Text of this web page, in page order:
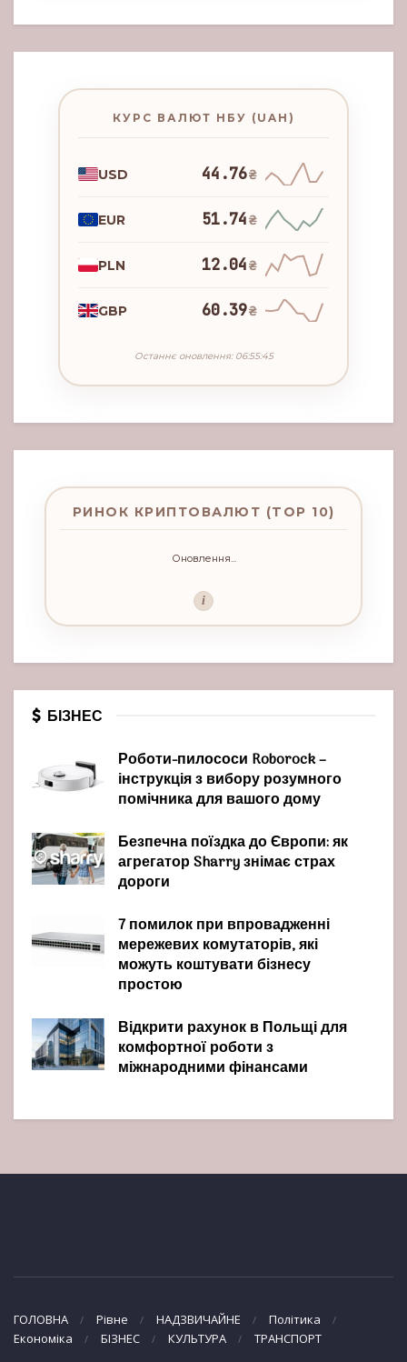
КУРС ВАЛЮТ НБУ (UAH)
USD 44.76₴
EUR 51.74₴
PLN 12.04₴
GBP 60.39₴
Останнє оновлення: 06:55:45
РИНОК КРИПТОВАЛЮТ (TOP 10)
Оновлення...
i
БІЗНЕС
Роботи-пилососи Roborock –
інструкція з вибору розумного
помічника для вашого дому
Безпечна поїздка до Європи: як
агрегатор Sharry знімає страх
дороги
7 помилок при впровадженні
мережевих комутаторів, які
можуть коштувати бізнесу
простою
Відкрити рахунок в Польщі для
комфортної роботи з
міжнародними фінансами
ГОЛОВНА Рівне НАДЗВИЧАЙНЕ
Політика
Економіка
БІЗНЕС КУЛЬТУРА ТРАНСПОРТ